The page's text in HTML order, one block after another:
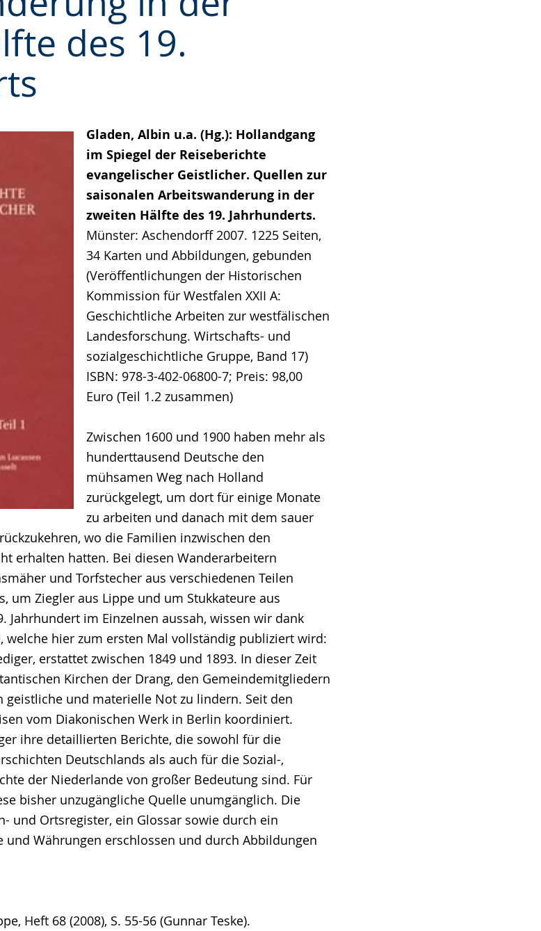
des 19.
Gladen, Albin u.a. (Hg.): Hollandgang
im Spiegel der Reiseberichte
evangelischer Geistlicher. Quellen zur
saisonalen Arbeitswanderung in der
zweiten Hälfte des 19. Jahrhunderts.
Münster: Aschendorff 2007. 1225 Seiten,
34 Karten und Abbildungen, gebunden
(Veröffentlichungen der Historischen
Kommission für Westfalen XXII A:
Geschichtliche Arbeiten zur westfälischen
Landesforschung. Wirtschafts- und
sozialgeschichtliche Gruppe, Band 17)
ISBN: 978-3-402-06800-7; Preis: 98,00
Euro (Teil 1.2 zusammen)
Zwischen 1600 und 1900 haben mehr als
hunderttausend Deutsche den
mühsamen Weg nach Holland
zurückgelegt, um dort für einige Monate
zu arbeiten und danach mit dem sauer
wo die Familien inzwischen den
erhalten hatten. Bei diesen Wanderarbeitern
und Torfstecher aus verschiedenen Teilen
um Ziegler aus Lippe und um Stukkateure aus
Jahrhundert im Einzelnen aussah, wissen wir dank
welche hier zum ersten Mal vollständig publiziert wird:
erstattet zwischen 1849 und 1893. In dieser Zeit
Kirchen der Drang, den Gemeindemitgliedern
geistliche und materielle Not zu lindern. Seit den
vom Diakonischen Werk in Berlin koordiniert.
ihre detaillierten Berichte, die sowohl für die
Deutschlands als auch für die Sozial-,
der Niederlande von großer Bedeutung sind. Für
bisher unzugängliche Quelle unumgänglich. Die
und Ortsregister, ein Glossar sowie durch ein
und Währungen erschlossen und durch Abbildungen
Heft 68 (2008), S. 55-56 (Gunnar Teske).